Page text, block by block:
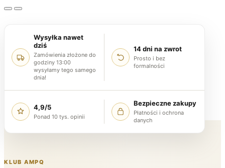
Wysyłka nawet
dziś
Zamówienia złożone do
godziny 13:00
wysyłamy tego samego
dnia!
14 dni na zwrot
Prosto i bez
formalności
4,9/5
Ponad 10 tys. opinii
Bezpieczne zakupy
Płatności i ochrona
danych
KLUB AMPQ